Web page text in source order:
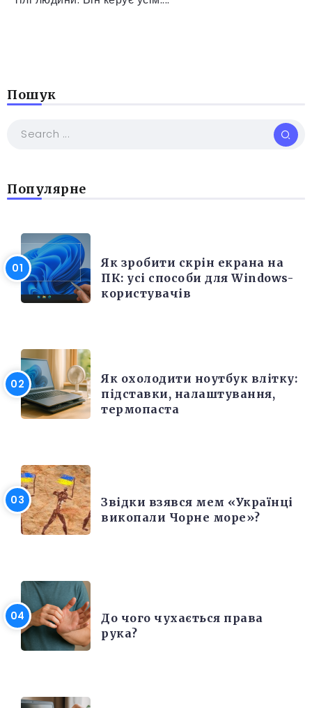
Пошук
Популярне
Як зробити скрін екрана на
ПК: усі способи для Windows-
користувачів
Як охолодити ноутбук влітку:
підставки, налаштування,
термопаста
Звідки взявся мем «Українці
викопали Чорне море»?
До чого чухається права
рука?